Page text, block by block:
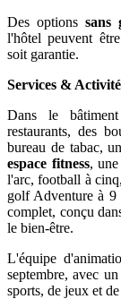
Des optionssans
l'hôtel peuvent
soit garantie.
Services &
Dans le
restaurants, des
bureau de tabac,
espace fitness,
l'arc, football à
golf Adventure à 9
complet, conçu
le bien-être.
L'équipe
septembre, avec
sports, de jeux et